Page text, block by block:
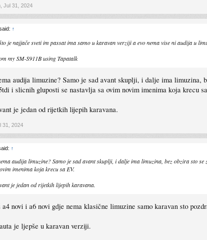
Jul 31, 2024
↑
je najjače sveti im passat ima samo u karavan verziji a evo nema vise ni audija u
my SM-S911B using Tapatalk
audija limuzine? Samo je sad avant skuplji, i dalje ima limuzina,
i slicnih gluposti se nastavlja sa ovim novim imenima koja krecu
je jedan od rijetkih lijepih karavana.
31, 2024
↑
audija limuzine? Samo je sad avant skuplji, i dalje ima limuzina, bez obzira sto
imenima koja krecu sa EV.
je jedan od rijetkih lijepih karavana.
a4 novi i a6 novi gdje nema klasične limuzine samo karavan sto
je ljepše u karavan verziji.